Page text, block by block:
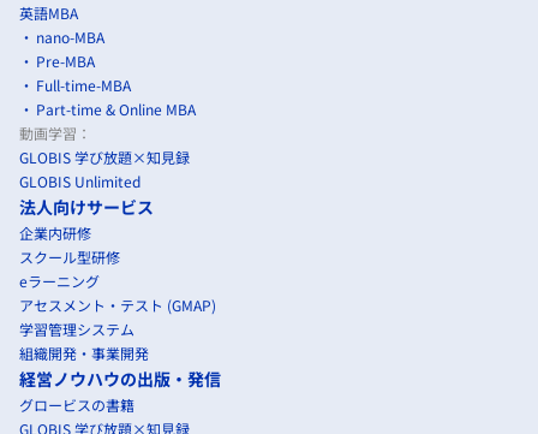
英語MBA
nano-MBA
Pre-MBA
Full-time-MBA
Part-time & Online MBA
動画学習：
GLOBIS 学び放題×知見録
GLOBIS Unlimited
法人向けサービス
企業内研修
スクール型研修
eラーニング
アセスメント・テスト (GMAP)
学習管理システム
組織開発・事業開発
経営ノウハウの出版・発信
グロービスの書籍
GLOBIS 学び放題×知見録